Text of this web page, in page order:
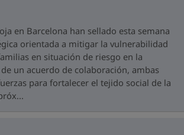
en Barcelona han sellado esta semana
orientada a mitigar la vulnerabilidad
en situación de riesgo en la
un acuerdo de colaboración, ambas
para fortalecer el tejido social de la